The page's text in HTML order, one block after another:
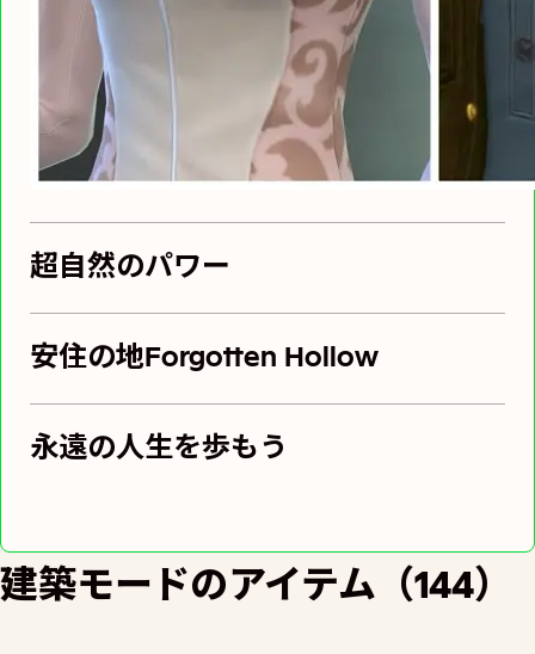
超自然のパワー
安住の地Forgotten Hollow
永遠の人生を歩もう
建築モードのアイテム（144）